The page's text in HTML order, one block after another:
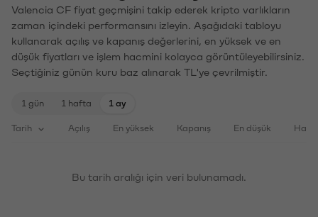
Valencia CF fiyat geçmişini takip ederek kripto varlıkların
zaman içindeki performansını izleyin. Aşağıdaki tabloyu
kullanarak açılış ve kapanış değerlerini, en yüksek ve en
düşük fiyatları ve işlem hacmini kolayca görüntüleyebilirsiniz.
Seçtiğiniz günün kuru baz alınarak TL'ye çevrilmiştir.
1 gün 1 hafta 1 ay
Tarih Açılış En yüksek Kapanış En düşük
Bu tarih aralığı için veri bulunamadı.